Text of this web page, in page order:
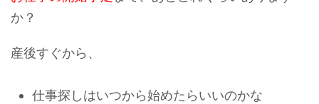
か？
産後すぐから、
仕事探しはいつから始めたらいいのかな